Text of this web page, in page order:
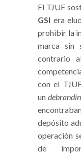
El TJUE
GSI era
prohibir la
marca sin
contrario
con el
un
depósito
operación
de